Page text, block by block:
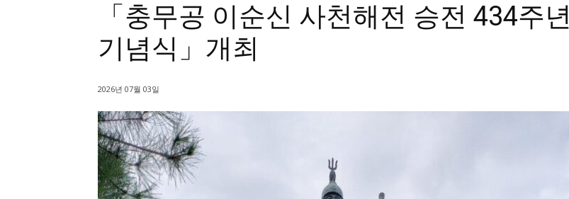
「충무공 이순신 사천해전 승전 434주년
기념식」개최
2026년 07월 03일